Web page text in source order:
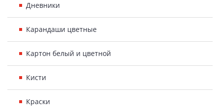
Дневники
Карандаши цветные
Картон белый и цветной
Кисти
Краски